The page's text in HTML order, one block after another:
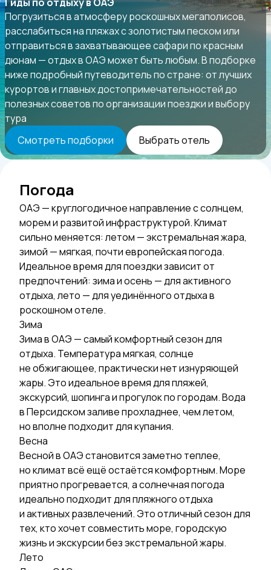
Погрузиться в атмосферу роскошных мегаполисов,
расслабиться на пляжах с золотистым песком или
отправиться в захватывающее сафари по красным
дюнам — отдых в ОАЭ может быть любым. В подборке
ниже подробный путеводитель по стране: от лучших
курортов и главных достопримечательностей до
полезных советов по организации поездки и выбору
тура
Смотреть подборки
Выбрать отель
Погода
ОАЭ — круглогодичное направление с солнцем,
морем и развитой инфраструктурой. Климат
сильно меняется: летом — экстремальная жара,
зимой — мягкая, почти европейская погода.
Идеальное время для поездки зависит от
предпочтений: зима и осень — для активного
отдыха, лето — для уединённого отдыха в
роскошном отеле.
Зима
Зима в ОАЭ — самый комфортный сезон для
отдыха. Температура мягкая, солнце
не обжигающее, практически нет изнуряющей
жары. Это идеальное время для пляжей,
экскурсий, шопинга и прогулок по городам. Вода
в Персидском заливе прохладнее, чем летом,
но вполне подходит для купания.
Весна
Весной в ОАЭ становится заметно теплее,
но климат всё ещё остаётся комфортным. Море
приятно прогревается, а солнечная погода
идеально подходит для пляжного отдыха
и активных развлечений. Это отличный сезон для
тех, кто хочет совместить море, городскую
жизнь и экскурсии без экстремальной жары.
Лето